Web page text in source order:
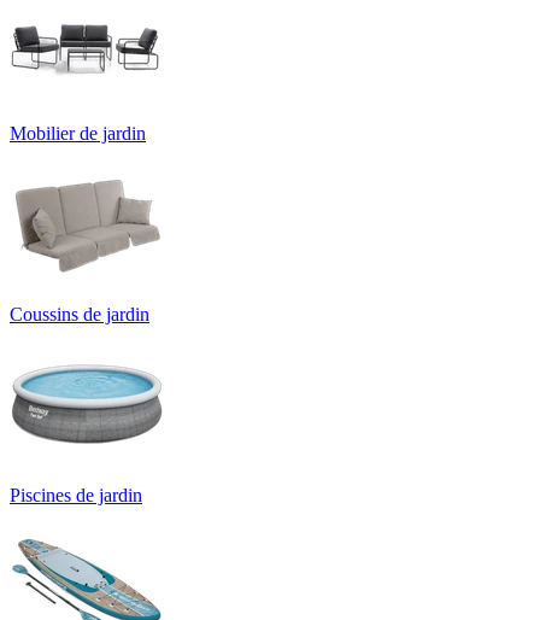
Mobilier de jardin
Coussins de jardin
Piscines de jardin